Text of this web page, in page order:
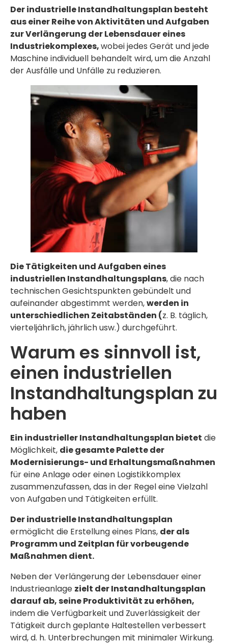
Der industrielle Instandhaltungsplan besteht
aus einer Reihe von Aktivitäten und Aufgaben
zur Verlängerung der Lebensdauer eines
Industriekomplexes,wobei jedes Gerät und jede
Maschine individuell behandelt wird, um die Anzahl
der Ausfälle und Unfälle zu reduzieren.
Die Tätigkeiten und Aufgaben eines
industriellen Instandhaltungsplans, die nach
technischen Gesichtspunkten gebündelt und
aufeinander abgestimmt werden,werden in
unterschiedlichen Zeitabständen (z. B. täglich,
vierteljährlich, jährlich usw.) durchgeführt.
Warum es sinnvoll ist,
einen industriellen
Instandhaltungsplan zu
haben
Ein industrieller Instandhaltungsplan bietet die
Möglichkeit, die gesamte Palette der
Modernisierungs- und Erhaltungsmaßnahmen
für eine Anlage oder einen Logistikkomplex
zusammenzufassen, das in der Regel eine Vielzahl
von Aufgaben und Tätigkeiten erfüllt.
Der industrielle Instandhaltungsplan
ermöglicht die Erstellung eines Plans, der als
Programm und Zeitplan für vorbeugende
Maßnahmen dient.
Neben der Verlängerung der Lebensdauer einer
Industrieanlage zielt der Instandhaltungsplan
darauf ab, seine Produktivität zu erhöhen,
indem die Verfügbarkeit und Zuverlässigkeit der
Tätigkeit durch geplante Haltestellen verbessert
wird, d. h. Unterbrechungen mit minimaler Wirkung.